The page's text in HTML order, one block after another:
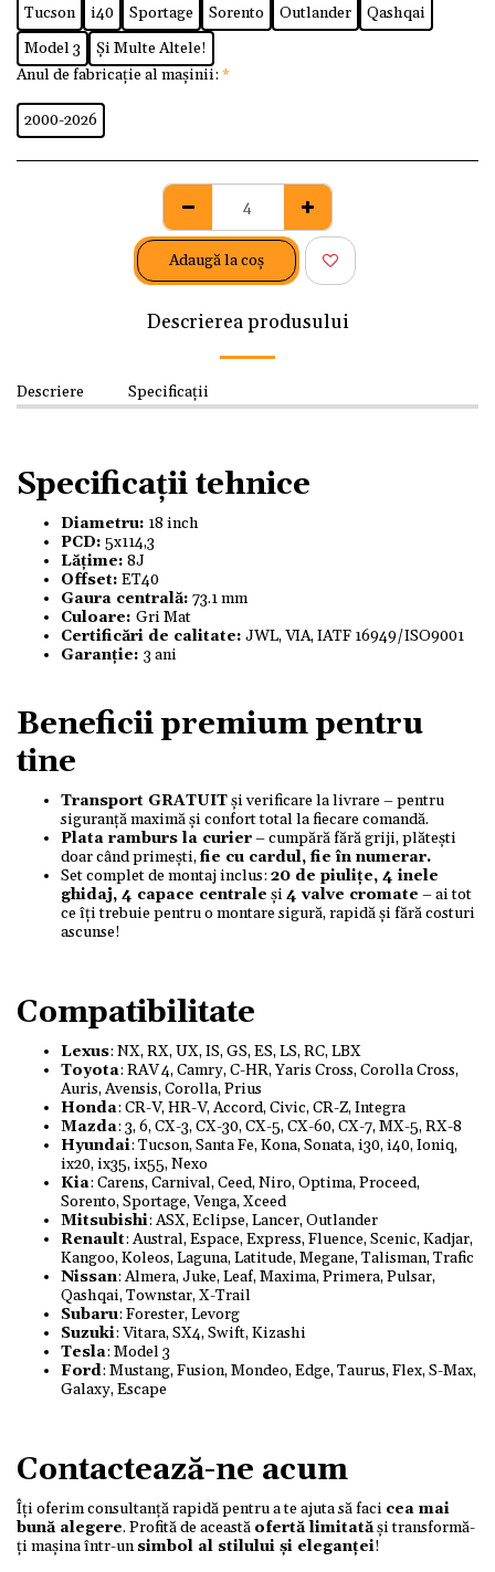
Tucson
i40 Sportage Sorento Outlander
Qashqai
Model 3
Și Multe Altele!
Anul de fabricație al mașinii: *
2000-2026
Adaugă la coş
Descrierea produsului
Descriere Specificații
Specificații tehnice
Diametru: 18 inch
PCD: 5x114,3
Lățime: 8J
Offset: ET40
Gaura centrală: 73.1 mm
Culoare: Gri Mat
Certificări de calitate: JWL, VIA, IATF 16949/ISO9001
Garanție: 3 ani
Beneficii premium pentru
tine
Transport GRATUITși verificare la livrare – pentru
siguranță maximă și confort total la fiecare comandă.
Plata ramburs la curier– cumpără fără griji, plătești
doar când primești,fie cu cardul, fie în numerar.
Set complet de montaj inclus: 20 de piulițe, 4 inele
ghidaj, 4 capace centrale și4 valve cromate – ai tot
ce îți trebuie pentru o montare sigură, rapidă și fără costuri
ascunse!
Compatibilitate
Lexus: NX, RX, UX, IS, GS, ES, LS, RC, LBX
Toyota: RAV 4, Camry, C-HR, Yaris Cross, Corolla Cross,
Auris, Avensis, Corolla, Prius
Honda: CR-V, HR-V, Accord, Civic, CR-Z, Integra
Mazda: 3, 6, CX-3, CX-30, CX-5, CX-60, CX-7, MX-5, RX-8
Hyundai: Tucson, Santa Fe, Kona, Sonata, i30, i40, Ioniq,
ix20, ix35, ix55, Nexo
Kia: Carens, Carnival, Ceed, Niro, Optima, Proceed,
Sorento, Sportage, Venga, Xceed
Mitsubishi: ASX, Eclipse, Lancer, Outlander
Renault: Austral, Espace, Express, Fluence, Scenic, Kadjar,
Kangoo, Koleos, Laguna, Latitude, Megane, Talisman, Trafic
Nissan: Almera, Juke, Leaf, Maxima, Primera, Pulsar,
Qashqai, Townstar, X-Trail
Subaru: Forester, Levorg
Suzuki: Vitara, SX4, Swift, Kizashi
Tesla: Model 3
Ford: Mustang, Fusion, Mondeo, Edge, Taurus, Flex, S-Max,
Galaxy, Escape
Contactează-ne acum
Îți oferim consultanță rapidă pentru a te ajuta să faci cea mai
bună alegere. Profită de această ofertă limitatăși transformă-
ți mașina într-unsimbol al stilului și eleganței!